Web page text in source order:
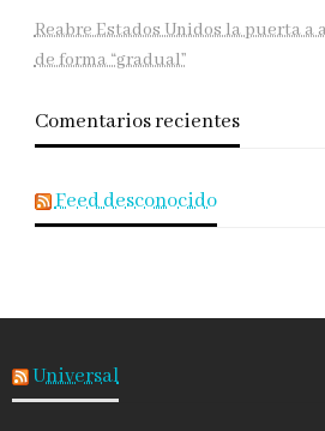
Reabre Estados Unidos la puerta a
de forma “gradual”
Comentarios recientes
Feed desconocido
Universal